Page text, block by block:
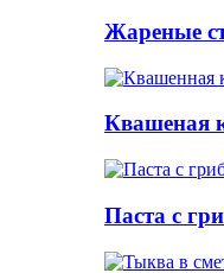
Жареные
Квашеная
Паста с